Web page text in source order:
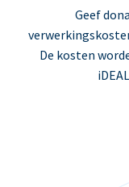
Geef
De kosten